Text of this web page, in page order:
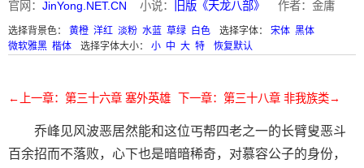
官网： JinYong.NET.CN 小说： 旧版《天龙八部》 作者：金庸
选择背景色： 黄橙 洋红 淡粉 水蓝 草绿 白色 选择字体： 宋体 黑体
微软雅黑 楷体 选择字体大小： 小 中 大 特 恢复默认
←上一章：第三十六章 塞外英雄 下一章：第三十八章 非我族类→
乔峰见风波恶居然能和这位丐帮四老之一的长臂叟恶斗
百余招而不落败，心下也是暗暗稀奇，对慕容公子的身份，